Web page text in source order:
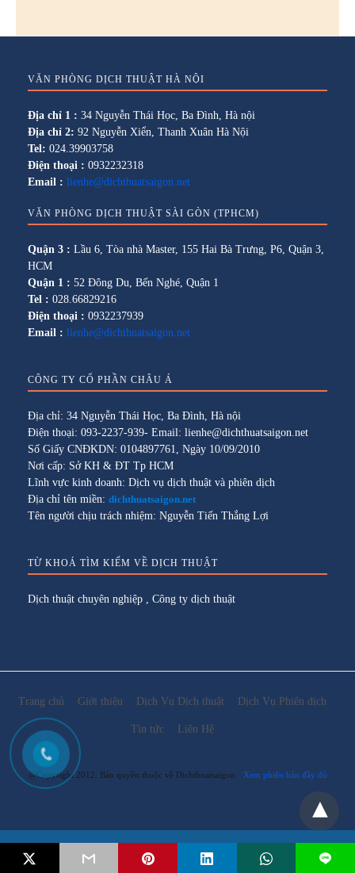
Email: lienhe@dichthuatsaigon.net
VĂN PHÒNG DỊCH THUẬT HÀ NỘI
Địa chỉ 1 : 34 Nguyễn Thái Học, Ba Đình, Hà nội
Địa chỉ 2: 92 Nguyễn Xiển, Thanh Xuân Hà Nội
Tel: 024.39903758
Điện thoại : 0932232318
Email : lienhe@dichthuatsaigon.net
VĂN PHÒNG DỊCH THUẬT SÀI GÒN (TPHCM)
Quận 3 : Lầu 6, Tòa nhà Master, 155 Hai Bà Trưng, P6, Quận 3,
HCM
Quận 1 : 52 Đông Du, Bến Nghé, Quận 1
Tel : 028.66829216
Điện thoại : 0932237939
Email : lienhe@dichthuatsaigon.net
CÔNG TY CỔ PHẦN CHÂU Á
Địa chỉ: 34 Nguyễn Thái Học, Ba Đình, Hà nội
Điện thoại: 093-2237-939- Email: lienhe@dichthuatsaigon.net
Số Giấy CNĐKDN: 0104897761, Ngày 10/09/2010
Nơi cấp: Sở KH & ĐT Tp HCM
Lĩnh vực kinh doanh: Dịch vụ dịch thuật và phiên dịch
Địa chỉ tên miền: dichthuatsaigon.net
Tên người chịu trách nhiệm: Nguyễn Tiến Thắng Lợi
TỪ KHOÁ TÌM KIẾM VỀ DỊCH THUẬT
Dịch thuật chuyên nghiệp Công ty dịch thuật
Trang chủ Giới thiệu Dịch Vụ Dịch thuật Dịch Vụ Phiên dịch
Tin tức Liên Hệ
@Copyright 2012. Bản quyền thuộc về Dichthuatsaigon Xem phiên bản đầy đủ
L